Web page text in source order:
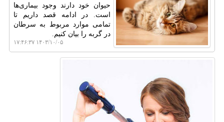
حیوان خود دارند وجود بیماری‌ها
است. در ادامه قصد داریم تا
تمامی موارد مربوط به سرطان
در گربه را بیان کنیم.
۱۴۰۳/۱۰/۰۵ ۱۷:۴۶:۳۷